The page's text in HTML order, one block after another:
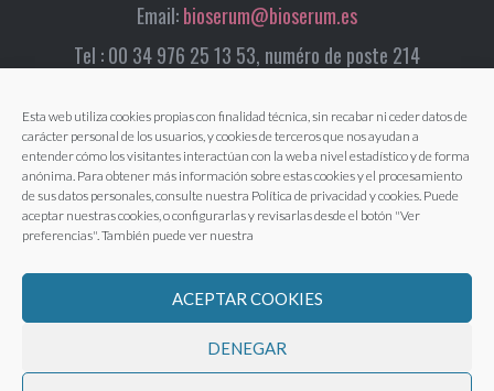
Esta web utiliza cookies propias con finalidad técnica, sin recabar ni ceder datos de
carácter personal de los usuarios, y cookies de terceros que nos ayudan a
entender cómo los visitantes interactúan con la web a nivel estadístico y de forma
anónima. Para obtener más información sobre estas cookies y el procesamiento
de sus datos personales, consulte nuestra Política de privacidad y cookies. Puede
aceptar nuestras cookies, o configurarlas y revisarlas desde el botón "Ver
preferencias". También puede ver nuestra
ACEPTAR COOKIES
DENEGAR
Email:bioserum@bioserum.es
Tel : 00 34 976 25 13 53, numéro de poste 214